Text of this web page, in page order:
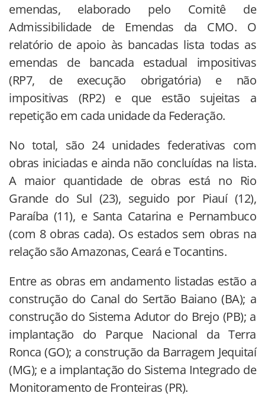
emendas, elaborado pelo Comitê de
Admissibilidade de Emendas da CMO. O
relatório de apoio às bancadas lista todas as
emendas de bancada estadual impositivas
(RP7, de execução obrigatória) e não
impositivas (RP2) e que estão sujeitas a
repetição em cada unidade da Federação.
No total, são 24 unidades federativas com
obras iniciadas e ainda não concluídas na lista.
A maior quantidade de obras está no Rio
Grande do Sul (23), seguido por Piauí (12),
Paraíba (11), e Santa Catarina e Pernambuco
(com 8 obras cada). Os estados sem obras na
relação são Amazonas, Ceará e Tocantins.
Entre as obras em andamento listadas estão a
construção do Canal do Sertão Baiano (BA); a
construção do Sistema Adutor do Brejo (PB); a
implantação do Parque Nacional da Terra
Ronca (GO); a construção da Barragem Jequitaí
(MG); e a implantação do Sistema Integrado de
Monitoramento de Fronteiras (PR).